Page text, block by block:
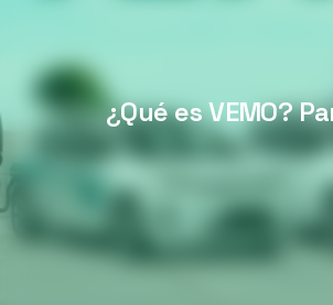
¿Qué es VEMO?